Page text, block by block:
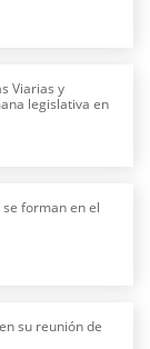
Viarias y
legislativa en
se forman en el
su reunión de